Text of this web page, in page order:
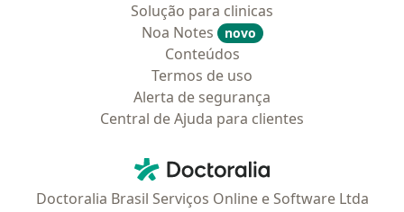
Solução para clinicas
Noa Notes
novo
Conteúdos
Termos de uso
Alerta de segurança
Central de Ajuda para clientes
Doctoralia - Homepage
Doctoralia Brasil Serviços Online e Software Ltda